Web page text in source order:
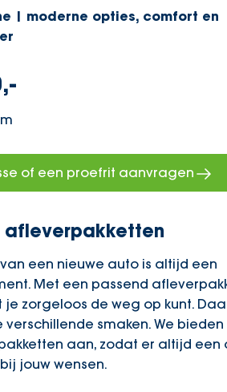
| moderne opties, comfort en
of een proefrit aanvragen
afleverpakketten
een nieuwe auto is altijd een
Met een passend
je zorgeloos de weg op kunt.
verschillende smaken. We bieden
aan, zodat er altijd een
jouw wensen.